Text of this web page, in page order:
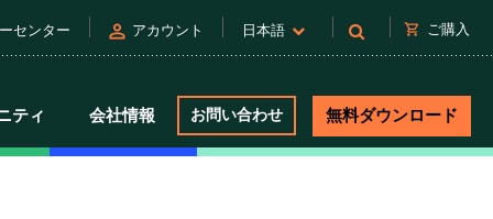
センター person アカウント 日本語 shopping_cart ご購入
ティ 会社情報 お問い合わせ 無料ダウンロード